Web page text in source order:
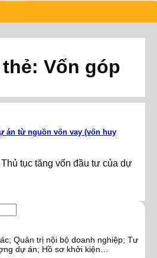
Vốn góp
án từ nguồn vốn vay (vốn huy
tục tăng vốn đầu tư của dự
Quản trị nội bộ doanh nghiệp; Tư
dự án; Hồ sơ khởi kiện…